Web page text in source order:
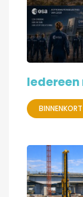
BINNENKORT